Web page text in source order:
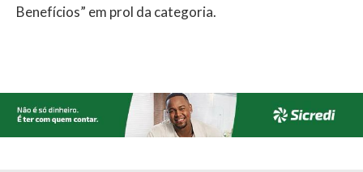
Benefícios” em prol da categoria.